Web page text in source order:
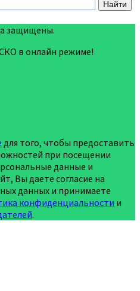
защищены.
в онлайн режиме!
для того, чтобы предоставить
при посещении
данные и
Вы даете согласие на
данных и принимаете
конфиденциальности и
.